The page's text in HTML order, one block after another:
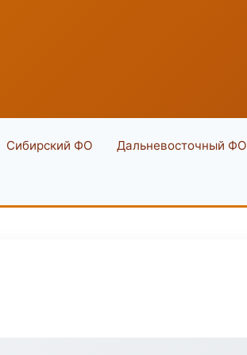
Сибирский ФО Дальневосточный ФО